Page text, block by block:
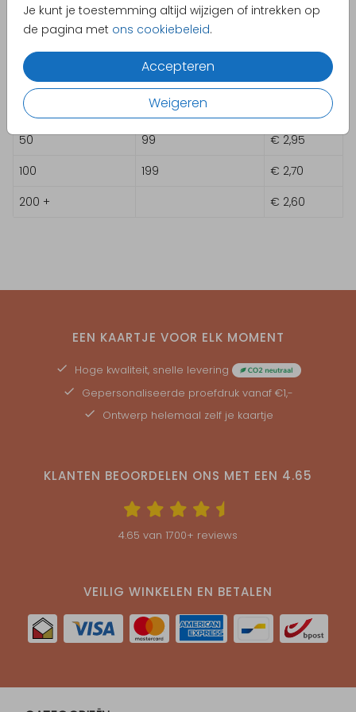
Je kunt je toestemming altijd wijzigen of intrekken op
de pagina met ons cookiebeleid.
Accepteren
Weigeren
Overzicht prijzen - Hip geboortekaartje van Buromac
Min. aantal Max. aantal
Prijs:
20
49
50
99
€ 2,95
100
199
€ 2,70
200 +
€ 2,60
EEN KAARTJE VOOR ELK MOMENT
Hoge kwaliteit, snelle levering
Gepersonaliseerde proefdruk vanaf €1,-
Ontwerp helemaal zelf je kaartje
KLANTEN BEOORDELEN ONS MET EEN 4.65
4.65 van 1700+ reviews
VEILIG WINKELEN EN BETALEN